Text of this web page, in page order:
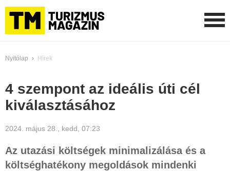
Nyitólap › Hírek
4 szempont az ideális úti cél
kiválasztásához
2024. május 28., kedd, 07:23
Az utazási költségek minimalizálása és a
költséghatékony megoldások mindenki